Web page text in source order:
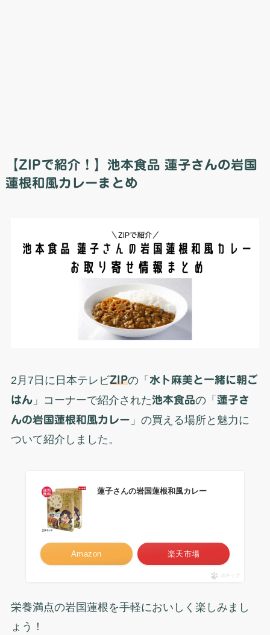
【ZIPで紹介！】池本食品 蓮子さんの岩国
蓮根和風カレーまとめ
2月7日に日本テレビZIPの「 水卜麻美と一緒に朝ご
はん」コーナーで紹介された池本食品の「 蓮子さ
んの岩国蓮根和風カレー 」の買える場所と魅力に
ついて紹介しました。
蓮子さんの岩国蓮根和風カレー
Amazon 楽天市場
ポチップ
栄養満点の岩国蓮根を手軽においしく楽しみまし
ょう！